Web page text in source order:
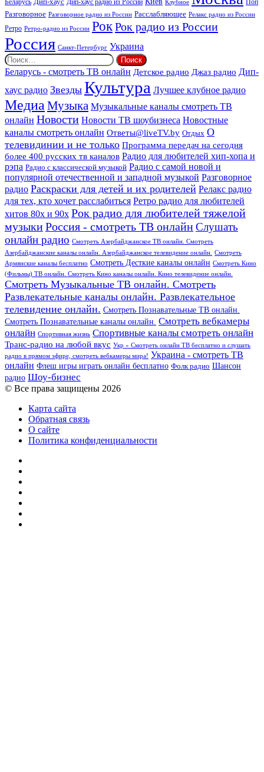
Беларусь Дип-хаус радио из России Клубное Поп
Разговорное Разговорное радио из России Расслабляющее Релакс радио из России
Ретро Ретро-радио из России РокРок радио из России
Россия Санкт-Петербург Украина
Найти:
Беларусь - смотреть ТВ онлайн Детское радио Джаз радио Дип-
хаус радио Звезды Культура Лучшее клубное радио
Медиа Музыка Музыкальные каналы смотреть ТВ
онлайн Новости Новости ТВ шоубизнеса Новостные
каналы смотреть онлайн Ответы@liveTV.by Отдых О
телевидинии и не только Программа передач на сегодня
более 400 русских тв каналов Радио для любителей хип-хопа и
рэпа Радио с классической музыкой Радио с самой новой и
популярной отечественной и западной музыкой Разговорное
радио Раскраски для детей и их родителей Релакс радио
для тех, кто хочет расслабиться Ретро радио для любителей
хитов 80х и 90х Рок радио для любителей тяжелой
музыкиРоссия - смотреть ТВ онлайнСлушать
онлайн радио Смотреть Азербайджанское ТВ онлайн. Смотреть
Азербайджанские каналы онлайн. Азербайджанское телевидение онлайн.
Смотреть
Армянские каналы бесплатно Смотреть Десткие каналы онлайн Смотреть Кино
(Фильмы) ТВ онлайн. Смотреть Кино каналы онлайн. Кино телевидение онлайн.
Смотреть Музыкальные ТВ онлайн. Смотреть
Развлекательные каналы онлайн. Развлекательное
телевидение онлайн. Смотреть Познавательные ТВ онлайн.
Смотреть Познавательные каналы онлайн. Смотреть вебкамеры
онлайн Спортивная жизнь Спортивные каналы смотреть онлайн
Транс-радио на любой вкус Укр » Смотреть онлайн ТВ бесплатно и слушать
радио в прямом эфире, смотреть вебкамеры мира! Украина - смотреть ТВ
онлайн Флеш игры играть онлайн бесплатно Фолк радио Шансон
радио Шоу-бизнес
© Все права защищены 2026
Карта сайта
Обратная связь
О сайте
Политика конфиденциальности